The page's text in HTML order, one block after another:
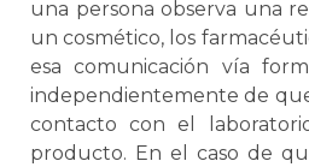
una persona observa una
un cosmético, los
esa comunicación vía
independientemente de
contacto con el
producto. En el caso de